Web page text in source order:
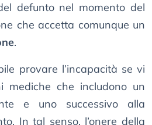
defunto nel momento del
che accetta comunque un
.
provare l’incapacità se vi
mediche che includono un
e uno successivo alla
In tal senso, l’onere della